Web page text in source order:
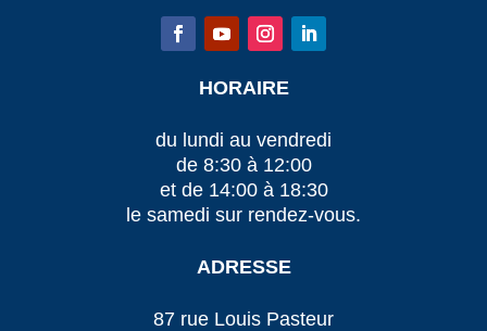
HORAIRE
du lundi au vendredi
de 8:30 à 12:00
et de 14:00 à 18:30
le samedi sur rendez-vous.
ADRESSE
87 rue Louis Pasteur